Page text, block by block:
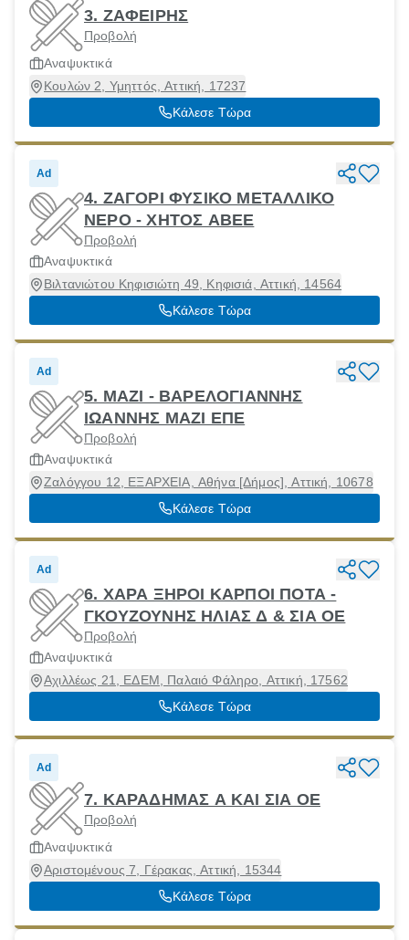
3. ΖΑΦΕΙΡΗΣ
Προβολή
Αναψυκτικά
Κουλών 2, Υμηττός, Αττική, 17237
Κάλεσε Τώρα
Ad
4. ΖΑΓΟΡΙ ΦΥΣΙΚΟ ΜΕΤΑΛΛΙΚΟ
ΝΕΡΟ - ΧΗΤΟΣ ΑΒΕΕ
Προβολή
Αναψυκτικά
Βιλτανιώτου Κηφισιώτη 49, Κηφισιά, Αττική, 14564
Κάλεσε Τώρα
Ad
5. ΜΑΖΙ - ΒΑΡΕΛΟΓΙΑΝΝΗΣ
ΙΩΑΝΝΗΣ ΜΑΖΙ ΕΠΕ
Προβολή
Αναψυκτικά
Ζαλόγγου 12, ΕΞΑΡΧΕΙΑ, Αθήνα [Δήμος], Αττική, 10678
Κάλεσε Τώρα
Ad
6. ΧΑΡΑ ΞΗΡΟΙ ΚΑΡΠΟΙ ΠΟΤΑ -
ΓΚΟΥΖΟΥΝΗΣ ΗΛΙΑΣ Δ & ΣΙΑ ΟΕ
Προβολή
Αναψυκτικά
Αχιλλέως 21, ΕΔΕΜ, Παλαιό Φάληρο, Αττική, 17562
Κάλεσε Τώρα
Ad
7. ΚΑΡΑΔΗΜΑΣ Α ΚΑΙ ΣΙΑ ΟΕ
Προβολή
Αναψυκτικά
Αριστομένους 7, Γέρακας, Αττική, 15344
Κάλεσε Τώρα